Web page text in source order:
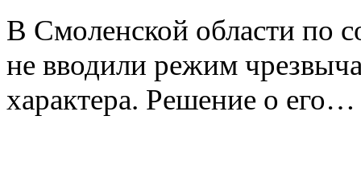
В Смоленской области по
не вводили режим
характера. Решение о его…